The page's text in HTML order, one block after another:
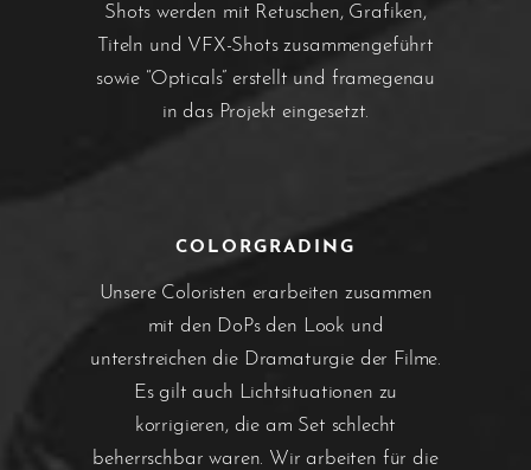
Shots werden mit Retuschen, Grafiken,
Titeln und VFX-Shots zusammengeführt
sowie “Opticals” erstellt und framegenau
in das Projekt eingesetzt.
COLORGRADING
Unsere Coloristen erarbeiten zusammen
mit den DoPs den Look und
unterstreichen die Dramaturgie der Filme.
Es gilt auch Lichtsituationen zu
korrigieren, die am Set schlecht
beherrschbar waren. Wir arbeiten für die